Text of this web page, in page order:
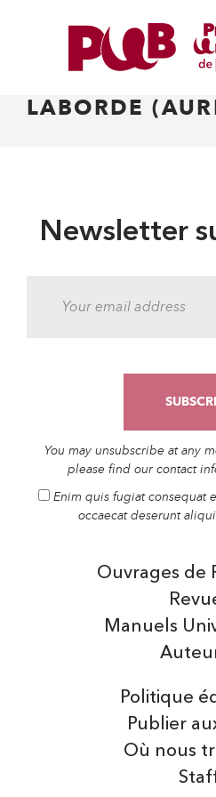
LABORDE
Newsletter
You may unsubscribe at any
please find our contact
Enim quis fugiat consequat
occaecat deserunt
Manuels
Ouvrages de
Politique
Publier
Où nous